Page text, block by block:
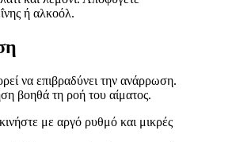
ή αλκοόλ.
να επιβραδύνει την ανάρρωση.
βοηθά τη ροή του αίματος.
με αργό ρυθμό και μικρές